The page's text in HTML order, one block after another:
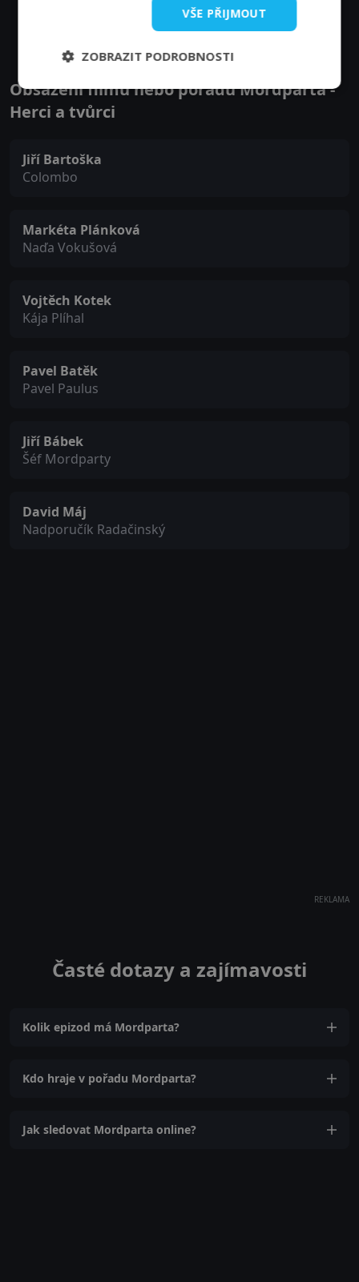
Zobrazit další epizody
Obsazení filmu nebo pořadu Mordparta -
Herci a tvůrci
Jiří Bartoška
Colombo
Markéta Plánková
Naďa Vokušová
Vojtěch Kotek
Kája Plíhal
Pavel Batěk
Pavel Paulus
Jiří Bábek
Šéf Mordparty
David Máj
Nadporučík Radačinský
REKLAMA
Časté dotazy a zajímavosti
Kolik epizod má Mordparta?
Kdo hraje v pořadu Mordparta?
Jak sledovat Mordparta online?
VŠE PŘIJMOUT
ZOBRAZIT PODROBNOSTI